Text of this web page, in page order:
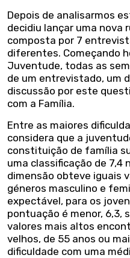
Depois de analisarmos
decidiu lançar uma nova
composta por 7
diferentes. Começando
Juventude, todas as
de um entrevistado, um
discussão por este
com a Família.
Entre as maiores
considera que a
constituição de família
uma classificação de 7,4
dimensão obteve iguais
géneros masculino e
expectável, para os
pontuação é menor, 6,3,
valores mais altos
velhos, de 55 anos ou
dificuldade com uma